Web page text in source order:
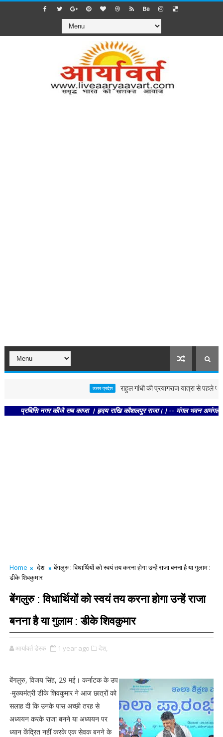
उत्तर-प्रदेश राहुल गांधी की प्रयागराज यात्रा से पहले पोस्टर से
प्रबिसि नगर कीजै सब काजा । हृदय राखि कौशलपुर राजा।। -- मंगल भवन अमंगल हारी।
Home देश
बेंगलुरु : विधार्थियों को स्वयं तय करना होगा उन्हें राजा बनना है या गुलाम :
डीके शिवकुमार
बेंगलुरु : विधार्थियों को स्वयं तय करना होगा उन्हें राजा
बनना है या गुलाम : डीके शिवकुमार
आर्यावर्त डेस्क 1 year ago देश,
बेंगलुरु, विजय सिंह, 29 मई। कर्नाटक के उप
-मुख्यमंत्री डीके शिवकुमार ने आज छात्रों को
सलाह दी कि उनके पास अच्छी तरह से
अध्ययन करके राजा बनने या अध्ययन पर
ध्यान केंद्रित नहीं करके एक सेवक बनने के